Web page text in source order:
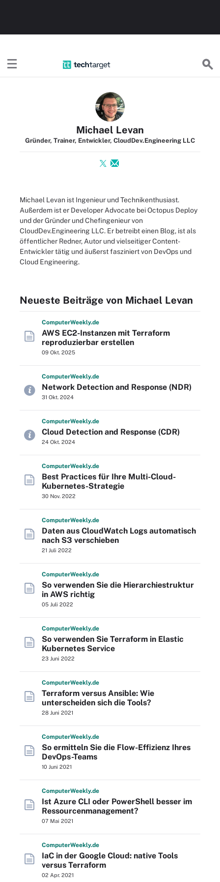
Michael Levan
Gründer, Trainer, Entwickler, CloudDev.Engineering LLC
Michael Levan ist Ingenieur und Technikenthusiast.
Außerdem ist er Developer Advocate bei Octopus Deploy
und der Gründer und Chefingenieur von
CloudDev.Engineering LLC. Er betreibt einen Blog, ist als
öffentlicher Redner, Autor und vielseitiger Content-
Entwickler tätig und äußerst fasziniert von DevOps und
Cloud Engineering.
Neueste Beiträge von Michael Levan
ComputerWeekly.de
AWS EC2-Instanzen mit Terraform
reproduzierbar erstellen
09 Okt. 2025
ComputerWeekly.de
Network Detection and Response (NDR)
31 Okt. 2024
ComputerWeekly.de
Cloud Detection and Response (CDR)
24 Okt. 2024
ComputerWeekly.de
Best Practices für Ihre Multi-Cloud-
Kubernetes-Strategie
30 Nov. 2022
ComputerWeekly.de
Daten aus CloudWatch Logs automatisch
nach S3 verschieben
21 Juli 2022
ComputerWeekly.de
So verwenden Sie die Hierarchiestruktur
in AWS richtig
05 Juli 2022
ComputerWeekly.de
So verwenden Sie Terraform in Elastic
Kubernetes Service
23 Juni 2022
ComputerWeekly.de
Terraform versus Ansible: Wie
unterscheiden sich die Tools?
28 Juni 2021
ComputerWeekly.de
So ermitteln Sie die Flow-Effizienz Ihres
DevOps-Teams
10 Juni 2021
ComputerWeekly.de
Ist Azure CLI oder PowerShell besser im
Ressourcenmanagement?
07 Mai 2021
ComputerWeekly.de
IaC in der Google Cloud: native Tools
versus Terraform
02 Apr. 2021